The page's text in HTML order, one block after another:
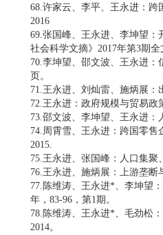
68.许家云、李平、王永进：
2016
69.张国峰、王永进、李坤望：
社会科学文摘》2017年第3期
70.李坤望、邵文波、王永进：
页。
71.王永进、刘灿雷、施炳展
72.王永进：政府规模与贸易政
73.邵文波、李坤望、王永进：
74.周霄雪、王永进：跨国零
2015.
75.王永进、张国峰：人口集聚
76.王永进、施炳展：上游垄断
77.陈维涛、王永进*、李坤望
年，83-96，第1期。
78.陈维涛、王永进*、毛劲松
2014。